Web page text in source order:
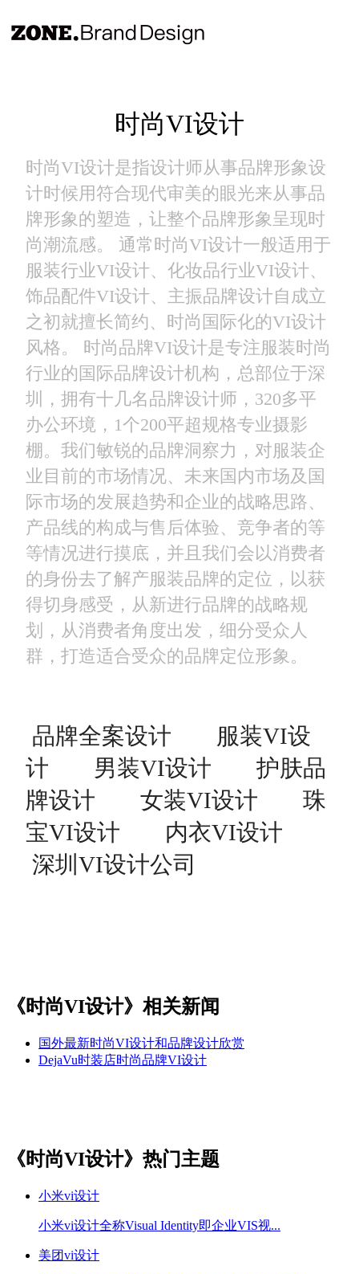
时尚VI设计
时尚VI设计是指设计师从事品牌形象设
计时候用符合现代审美的眼光来从事品
牌形象的塑造，让整个品牌形象呈现时
尚潮流感。 通常时尚VI设计一般适用于
服装行业VI设计、化妆品行业VI设计、
饰品配件VI设计、主振品牌设计自成立
之初就擅长简约、时尚国际化的VI设计
风格。 时尚品牌VI设计是专注服装时尚
行业的国际品牌设计机构，总部位于深
圳，拥有十几名品牌设计师，320多平
办公环境，1个200平超规格专业摄影
棚。我们敏锐的品牌洞察力，对服装企
业目前的市场情况、未来国内市场及国
际市场的发展趋势和企业的战略思路、
产品线的构成与售后体验、竞争者的等
等情况进行摸底，并且我们会以消费者
的身份去了解产服装品牌的定位，以获
得切身感受，从新进行品牌的战略规
划，从消费者角度出发，细分受众人
群，打造适合受众的品牌定位形象。
品牌全案设计
服装VI设
计
男装VI设计
护肤品
牌设计
女装VI设计
珠
宝VI设计
内衣VI设计
深圳VI设计公司
《时尚VI设计》相关新闻
国外最新时尚VI设计和品牌设计欣赏
DejaVu时装店时尚品牌VI设计
《时尚VI设计》热门主题
小米vi设计
小米vi设计全称Visual Identity即企业VIS视...
美团vi设计